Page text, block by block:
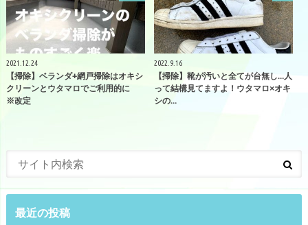
2021.12.24
【掃除】ベランダ+網戸掃除はオキシ
クリーンとウタマロでご利用的に
※改定
2022.9.16
【掃除】靴が汚いと全てが台無し…人
って結構見てますよ！ウタマロ×オキ
シの…
最近の投稿